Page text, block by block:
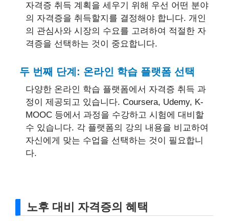
자격증 취득 계획을 세우기 위해 우선 어떤 분야
의 자격증을 취득할지를 결정해야 합니다. 개인
의 관심사와 시장의 수요를 고려하여 적절한 자
격증을 선택하는 것이 중요합니다.
두 번째 단계: 온라인 학습 플랫폼 선택
다양한 온라인 학습 플랫폼에서 자격증 취득 과
정이 제공되고 있습니다. Coursera, Udemy, K-
MOOC 등에서 과정을 수강하고 시험에 대비할
수 있습니다. 각 플랫폼의 강의 내용을 비교하여
자신에게 맞는 수업을 선택하는 것이 필요합니
다.
노후 대비 자격증의 혜택